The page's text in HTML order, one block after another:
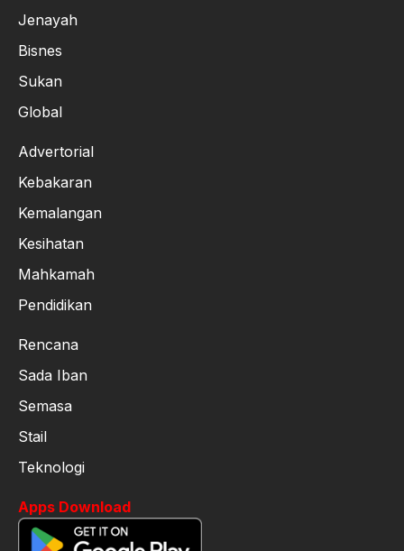
Jenayah
Bisnes
Sukan
Global
Advertorial
Kebakaran
Kemalangan
Kesihatan
Mahkamah
Pendidikan
Rencana
Sada Iban
Semasa
Stail
Teknologi
Apps Download